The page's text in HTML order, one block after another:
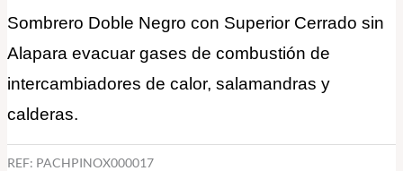
Sombrero Doble Negro con Superior Cerrado sin
Alapara evacuar gases de combustión de
intercambiadores de calor, salamandras y
calderas.
REF: PACHPINOX000017
cantidad